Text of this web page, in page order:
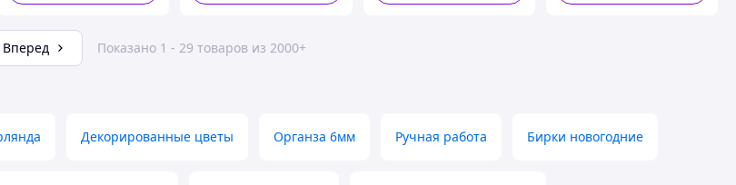
Вперед Показано 1 - 29 товаров из 2000+
Декорированные цветы Органза 6мм Ручная работа Бирки новогодние